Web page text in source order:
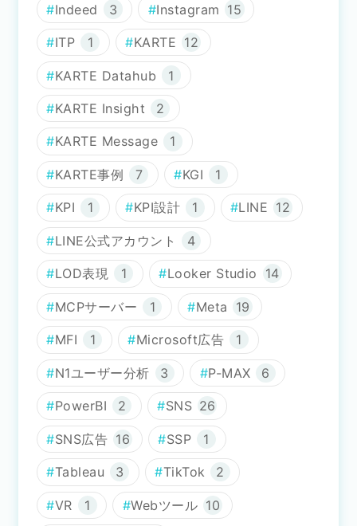
Indeed 3 Instagram 15
ITP 1 KARTE 12
KARTE Datahub 1
KARTE Insight 2
KARTE Message 1
KARTE事例 7 KGI 1
KPI 1 KPI設計 1 LINE 12
LINE公式アカウント 4
LOD表現 1 Looker Studio 14
MCPサーバー 1 Meta 19
MFI 1 Microsoft広告 1
N1ユーザー分析 3 P-MAX 6
PowerBI 2 SNS 26
SNS広告 16 SSP 1
Tableau 3 TikTok 2
VR 1 Webツール 10